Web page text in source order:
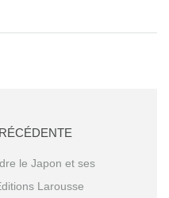
le Japon et ses
Larousse